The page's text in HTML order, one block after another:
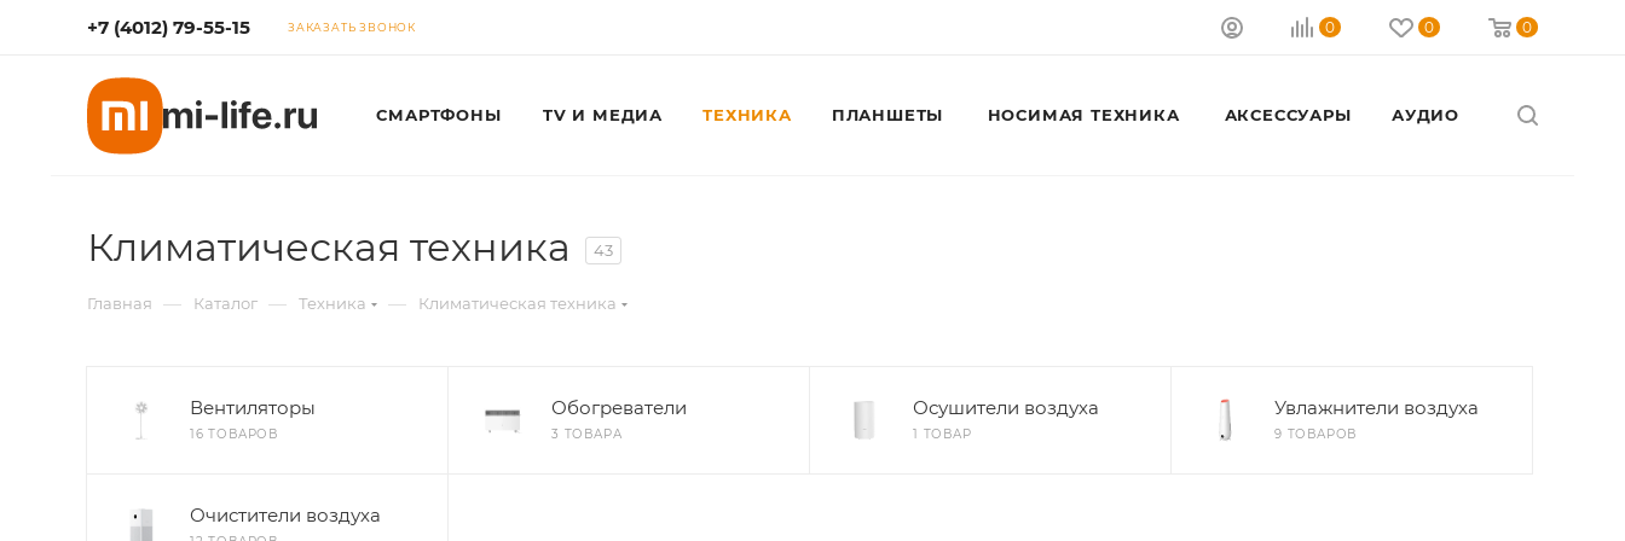
+7 (4012) 79-55-15 ЗАКАЗАТЬ ЗВОНОК 0 0 0
СМАРТФОНЫ TV И МЕДИА ТЕХНИКА ПЛАНШЕТЫ НОСИМАЯ ТЕХНИКА АКСЕССУАРЫ АУДИО
Климатическая техника 43
Главная — Каталог — Техника — Климатическая техника
Вентиляторы
16 ТОВАРОВ
Обогреватели
3 ТОВАРА
Осушители воздуха
1 ТОВАР
Увлажнители воздуха
9 ТОВАРОВ
Очистители воздуха
Для клиентов всех банков